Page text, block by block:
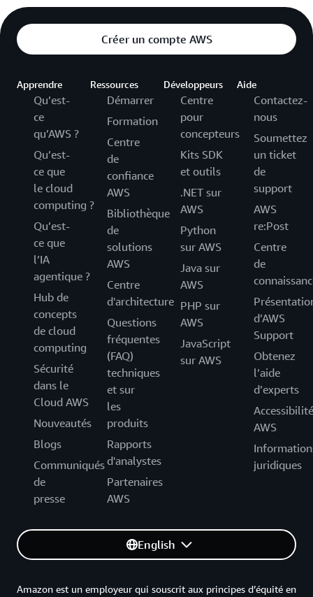
Créer un compte AWS
Apprendre
Qu’est-
ce
qu’AWS ?
Qu’est-
ce que
le cloud
computing ?
Qu’est-
ce que
l’IA
agentique ?
Hub de
concepts
de cloud
computing
Sécurité
dans le
Cloud AWS
Nouveautés
Blogs
Communiqués
de
presse
Ressources
Démarrer
Formation
Centre
de
confiance
AWS
Bibliothèque
de
solutions
AWS
Centre
d'architecture
Questions
fréquentes
(FAQ)
techniques
et sur
les
produits
Rapports
d'analystes
Partenaires
AWS
Développeurs
Centre
pour
concepteurs
Kits SDK
et outils
.NET sur
AWS
Python
sur AWS
Java sur
AWS
PHP sur
AWS
JavaScript
sur AWS
Aide
Contactez-
nous
Soumettez
un ticket
de
support
AWS
re:Post
Centre
de
d’AWS
Support
Obtenez
l’aide
d’experts
Accessibilité
AWS
juridiques
English
Amazon est un employeur qui souscrit aux principes d’équité en